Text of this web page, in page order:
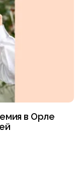
в Орле